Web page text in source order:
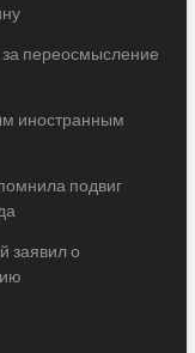
за переосмысление
иностранным
подвиг
заявил о